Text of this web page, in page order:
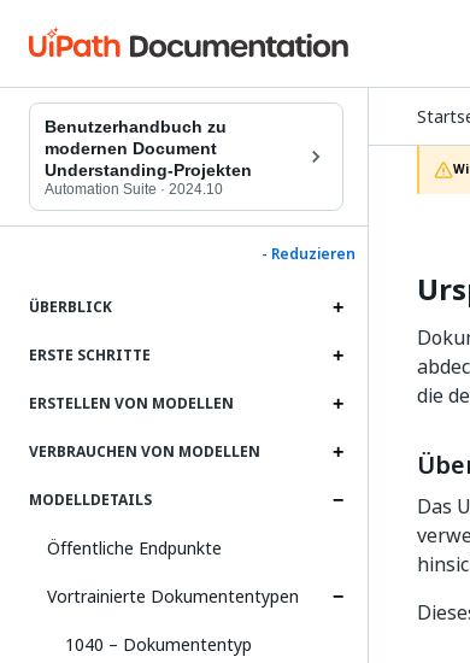
Benutzerhandbuch zu
modernen Document
Understanding-Projekten
Automation Suite · 2024.10
- Reduzieren
ÜBERBLICK
ERSTE SCHRITTE
ERSTELLEN VON MODELLEN
VERBRAUCHEN VON MODELLEN
MODELLDETAILS
Öffentliche Endpunkte
Vortrainierte Dokumententypen
1040 – Dokumententyp
die
Das